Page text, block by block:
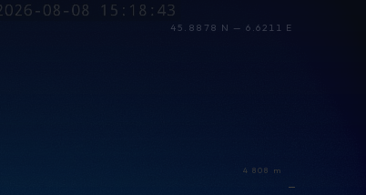
45.8878 N — 6.6211 E